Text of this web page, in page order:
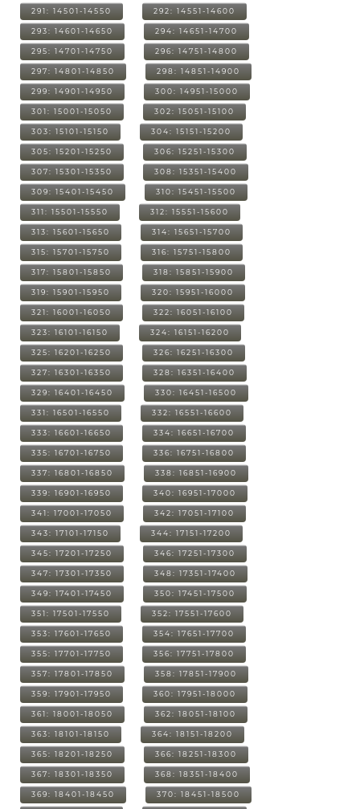
291: 14501-14550 292: 14551-14600
293: 14601-14650 294: 14651-14700
295: 14701-14750 296: 14751-14800
297: 14801-14850 298: 14851-14900
299: 14901-14950 300: 14951-15000
301: 15001-15050 302: 15051-15100
303: 15101-15150 304: 15151-15200
305: 15201-15250 306: 15251-15300
307: 15301-15350 308: 15351-15400
309: 15401-15450 310: 15451-15500
311: 15501-15550 312: 15551-15600
313: 15601-15650 314: 15651-15700
315: 15701-15750 316: 15751-15800
317: 15801-15850 318: 15851-15900
319: 15901-15950 320: 15951-16000
321: 16001-16050 322: 16051-16100
323: 16101-16150 324: 16151-16200
325: 16201-16250 326: 16251-16300
327: 16301-16350 328: 16351-16400
329: 16401-16450 330: 16451-16500
331: 16501-16550 332: 16551-16600
333: 16601-16650 334: 16651-16700
335: 16701-16750 336: 16751-16800
337: 16801-16850 338: 16851-16900
339: 16901-16950 340: 16951-17000
341: 17001-17050 342: 17051-17100
343: 17101-17150 344: 17151-17200
345: 17201-17250 346: 17251-17300
347: 17301-17350 348: 17351-17400
349: 17401-17450 350: 17451-17500
351: 17501-17550 352: 17551-17600
353: 17601-17650 354: 17651-17700
355: 17701-17750 356: 17751-17800
357: 17801-17850 358: 17851-17900
359: 17901-17950 360: 17951-18000
361: 18001-18050 362: 18051-18100
363: 18101-18150 364: 18151-18200
365: 18201-18250 366: 18251-18300
367: 18301-18350 368: 18351-18400
369: 18401-18450 370: 18451-18500